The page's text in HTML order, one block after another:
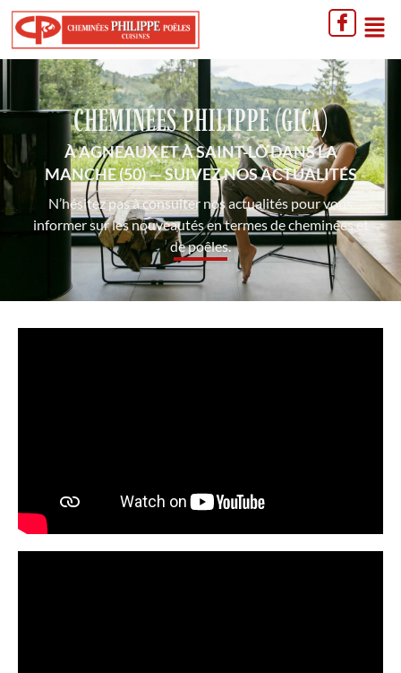
CHEMINÉES PHILIPPE (GICA)
À AGNEAUX ET À SAINT-LÔ DANS LA
MANCHE (50) — SUIVEZ NOS ACTUALITÉS
N’hésitez pas à consulter nos actualités pour vous
informer sur les nouveautés en termes de cheminées et
de poêles.